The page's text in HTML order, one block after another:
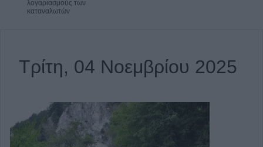
KarditsaLive.Net
λογαριασμούς των
καταναλωτών
Τρίτη, 04 Νοεμβρίου 2025